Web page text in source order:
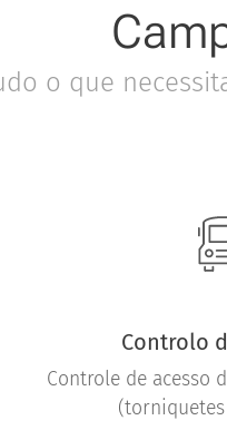
o que
Controlo
Controle de acesso